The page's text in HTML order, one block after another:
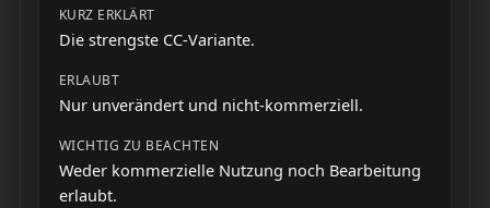
Die strengste CC-Variante.
Nur unverändert und nicht-kommerziell.
Weder kommerzielle Nutzung noch Bearbeitung
erlaubt.